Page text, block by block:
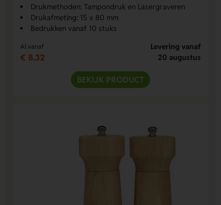
Drukmethoden: Tampondruk en Lasergraveren
Drukafmeting: 15 x 80 mm
Bedrukken vanaf 10 stuks
Al vanaf
€ 8,32
Levering vanaf
20 augustus
BEKIJK PRODUCT